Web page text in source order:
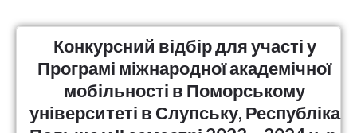
Конкурсний відбір для участі у
Програмі міжнародної академічної
мобільності в Поморському
університеті в Слупську, Республіка